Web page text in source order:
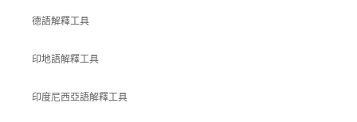
德語解釋工具
印地語解釋工具
印度尼西亞語解釋工具